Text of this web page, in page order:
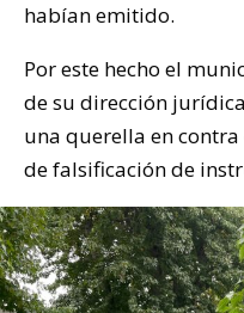
habían emitido.
Por este hecho el
de su dirección
una querella en
de falsificación de